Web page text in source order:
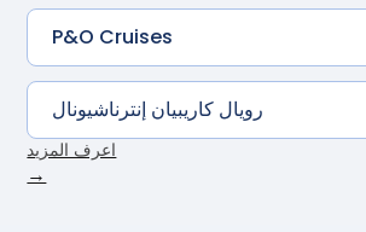
P&O Cruises
رويال كاريبيان إنترناشيونال
اعرف المزيد
→